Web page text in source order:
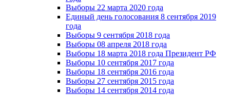
Выборы 22 марта 2020 года
Единый день голосования 8 сентября 2019
года
Выборы 9 сентября 2018 года
Выборы 08 апреля 2018 года
Выборы 18 марта 2018 года Президент РФ
Выборы 10 сентября 2017 года
Выборы 18 сентября 2016 года
Выборы 27 сентября 2015 года
Выборы 14 сентября 2014 года